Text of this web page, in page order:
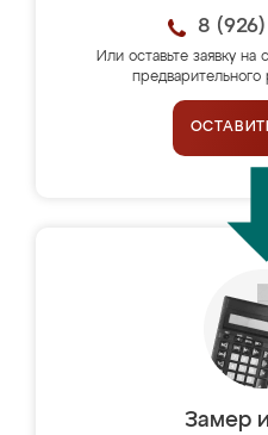
8
Или оставьте заявку на
предварительного
Замер